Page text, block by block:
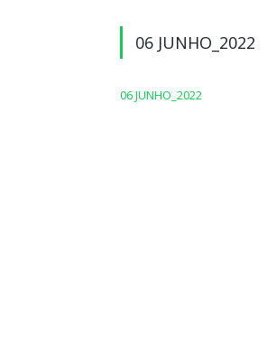
06 JUNHO_2022
06 JUNHO_2022